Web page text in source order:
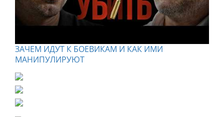
ЗАЧЕМ ИДУТ К БОЕВИКАМ И КАК ИМИ
МАНИПУЛИРУЮТ